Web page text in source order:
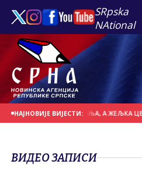
SRpska
NAtional
НАЈНОВИЈЕ ВИЈЕСТИ:
И НАГАЂАЊА, А ЖЕЉКА
ВИДЕО ЗАПИСИ